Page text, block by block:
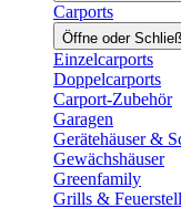
Carports
Öffne oder
Einzelcarports
Doppelcarports
Carport-Zubehör
Garagen
Gerätehäuser &
Gewächshäuser
Greenfamily
Grills &